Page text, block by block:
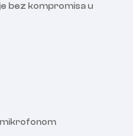
bez kompromisa u
mikrofonom